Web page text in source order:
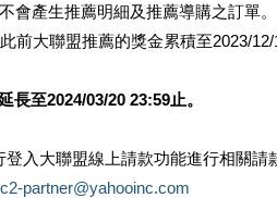
會產生推薦明細及推薦導購之訂單。
前大聯盟推薦的獎金累積至2023/12/
長至2024/03/20 23:59止。
入大聯盟線上請款功能進行相關
partner@yahooinc.com